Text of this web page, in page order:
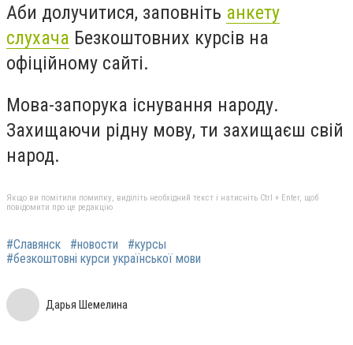
Аби долучитися, заповніть анкету
слухача Безкоштовних курсів на
офіційному сайті.
Мова-запорука існування народу.
Захищаючи рідну мову, ти захищаєш свій
народ.
Якщо ви помітили помилку, виділіть необхідний текст і натисніть Ctrl + Enter, щоб
повідомити про це редакцію
#Славянск #новости
#курсы
#безкоштовні курси української мови
Дарья Шемелина